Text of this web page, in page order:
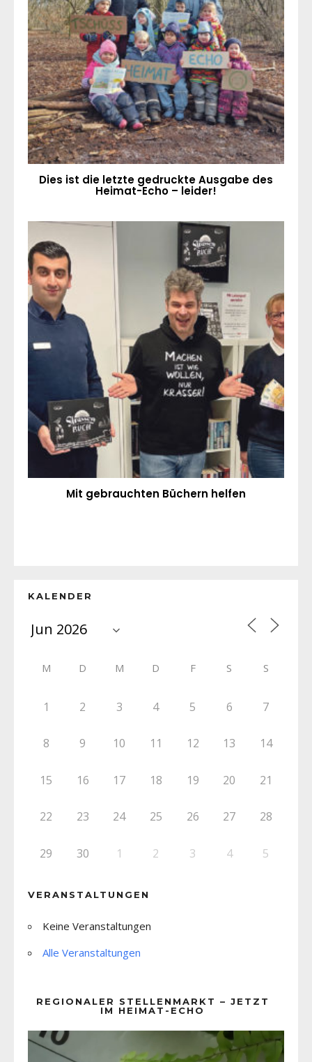
Dies ist die letzte gedruckte Ausgabe des
Heimat-Echo – leider!
Mit gebrauchten Büchern helfen
KALENDER
M D M D F S S
1 2 3 4 5 6 7
8 9 10 11 12 13 14
15 16 17 18 19 20 21
22 23 24 25 26 27 28
29 30 1 2 3 4 5
VERANSTALTUNGEN
Keine Veranstaltungen
Alle Veranstaltungen
REGIONALER STELLENMARKT – JETZT
IM HEIMAT-ECHO